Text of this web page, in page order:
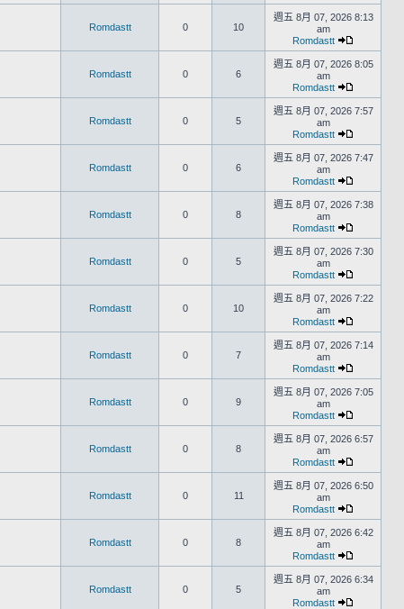
Romdastt 0 10
週五 8月 07, 2026 8:13
am
Romdastt
Romdastt 0 6
週五 8月 07, 2026 8:05
am
Romdastt
Romdastt 0 5
週五 8月 07, 2026 7:57
am
Romdastt
Romdastt 0 6
週五 8月 07, 2026 7:47
am
Romdastt
Romdastt 0 8
週五 8月 07, 2026 7:38
am
Romdastt
Romdastt 0 5
週五 8月 07, 2026 7:30
am
Romdastt
Romdastt 0 10
週五 8月 07, 2026 7:22
am
Romdastt
Romdastt 0 7
週五 8月 07, 2026 7:14
am
Romdastt
Romdastt 0 9
週五 8月 07, 2026 7:05
am
Romdastt
Romdastt 0 8
週五 8月 07, 2026 6:57
am
Romdastt
Romdastt 0 11
週五 8月 07, 2026 6:50
am
Romdastt
Romdastt 0 8
週五 8月 07, 2026 6:42
am
Romdastt
Romdastt 0 5
週五 8月 07, 2026 6:34
am
Romdastt